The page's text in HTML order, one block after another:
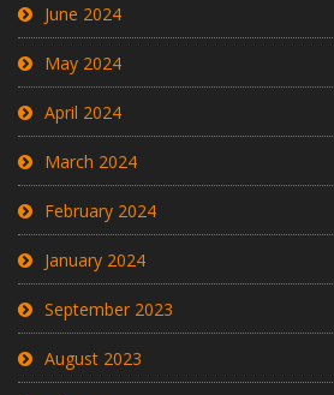
June 2024
May 2024
April 2024
March 2024
February 2024
January 2024
September 2023
August 2023